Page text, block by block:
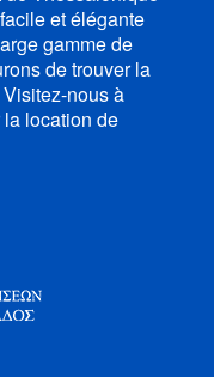
et élégante
gamme de
de trouver la
nous à
location de